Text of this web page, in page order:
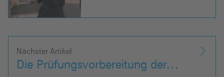
Nächster Artikel
Die Prüfungsvorbereitung der…